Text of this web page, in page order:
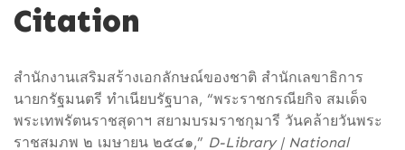
Citation
สำนักงานเสริมสร้างเอกลักษณ์ของชาติ สำนักเลขาธิการ
นายกรัฐมนตรี ทำเนียบรัฐบาล, “พระราชกรณียกิจ สมเด็จ
พระเทพรัตนราชสุดาฯ สยามบรมราชกุมารี วันคล้ายวันพระ
ราชสมภพ ๒ เมษายน ๒๕๔๑,” D-Library | National